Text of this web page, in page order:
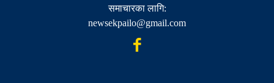
समाचारका लागि:
newsekpailo@gmail.com